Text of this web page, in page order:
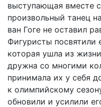
выступающая вместе
произвольный танец
ван Гоге не оставил
Фигурис­ты посвятили
которая ушла из
дружна со многими
принимала их у себя
к олимпийскому
обновили и усилили